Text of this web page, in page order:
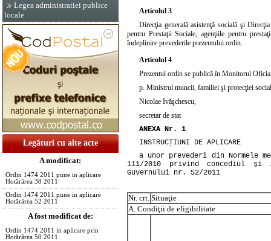
Legea administratiei publice
locale
Legături cu alte acte
A modificat:
Ordin 1474 2011 pune in aplicare
Hotărârea 38 2011
Ordin 1474 2011 pune in aplicare
Hotărârea 52 2011
A fost modificat de:
Ordin 1474 2011 in aplicare prin
Hotărârea 50 2011
Articolul 3
Direcţia generală asistenţă socială şi
pentru Prestaţii Sociale, agenţiile pentru
îndeplinire prevederile prezentului ordin.
Articolul 4
Prezentul ordin se publică în Monitorul
p. Ministrul muncii, familiei şi protecţiei
Nicolae Ivăşchescu,
secretar de stat
ANEXA Nr. 1
INSTRUCŢIUNI DE APLICARE
a unor prevederi din Normele
111/2010 privind concediul şi
Guvernului nr. 52/2011
Nr. crt. Situaţie
A. Condiţii de eligibilitate